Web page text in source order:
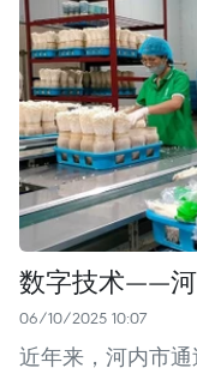
数字技术——河
06/10/2025 10:07
近年来，河内市通